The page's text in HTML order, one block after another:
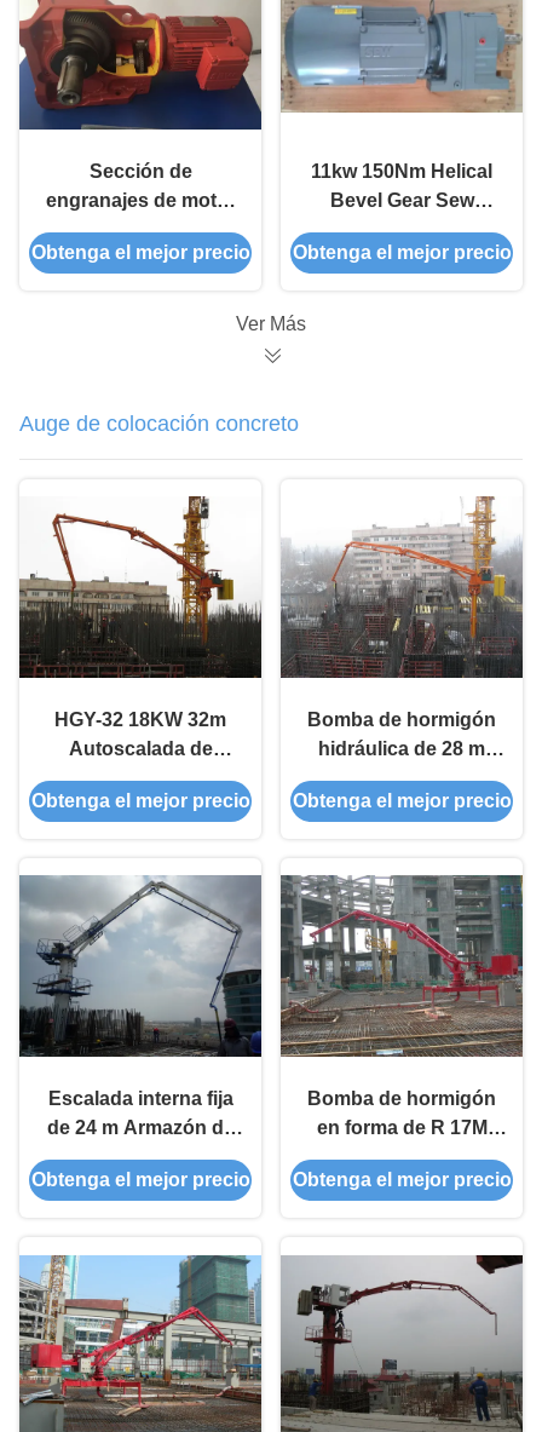
Sección de
engranajes de motor
eléctrico de 15 kW
con hélice
Obtenga el mejor precio
11kw 150Nm Helical
Bevel Gear Sew
Eurodrive Motor para
ascensor de
Obtenga el mejor precio
Ver Más
Auge de colocación concreto
HGY-32 18KW 32m
Autoscalada de
hormigón con mando
a distancia
Obtenga el mejor precio
Bomba de hormigón
hidráulica de 28 m
que coloca el arco
automáticamente
Obtenga el mejor precio
Escalada interna fija
de 24 m Armazón de
hormigón para la
torre de construcción
Obtenga el mejor precio
Bomba de hormigón
en forma de R 17M
Boom de colocación
móvil Certificación CE
Obtenga el mejor precio